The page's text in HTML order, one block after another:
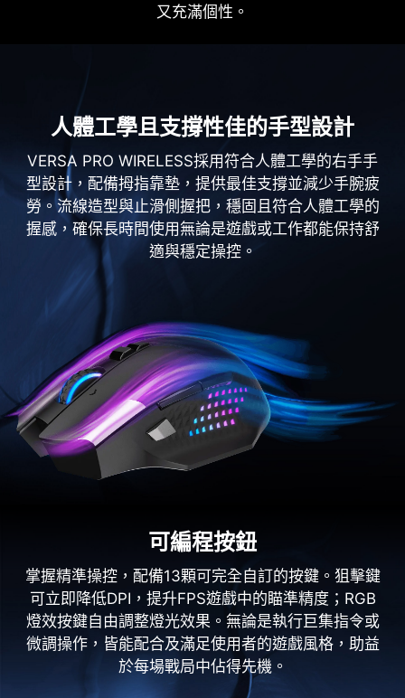
又充滿個性。
人體工學且支撐性佳的手型設計
VERSA PRO WIRELESS採用符合人體工學的右手手
型設計，配備拇指靠墊，提供最佳支撐並減少手腕疲
勞。流線造型與止滑側握把，穩固且符合人體工學的
握感，確保長時間使用無論是遊戲或工作都能保持舒
適與穩定操控。
可編程按鈕
掌握精準操控，配備13顆可完全自訂的按鍵。狙擊鍵
可立即降低DPI，提升FPS遊戲中的瞄準精度；RGB
燈效按鍵自由調整燈光效果。無論是執行巨集指令或
微調操作，皆能配合及滿足使用者的遊戲風格，助益
於每場戰局中佔得先機。